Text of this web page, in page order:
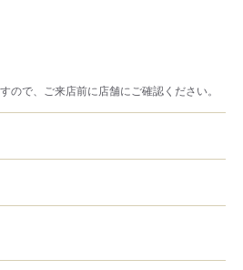
で、ご来店前に店舗にご確認ください。